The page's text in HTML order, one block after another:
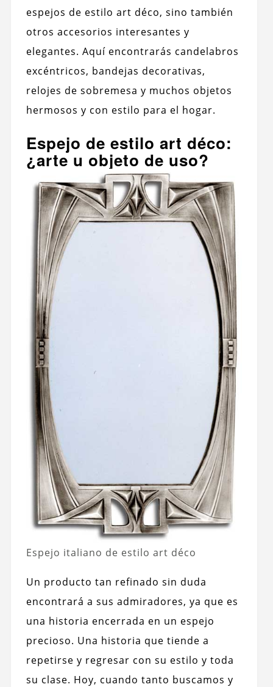
espejos de estilo art déco, sino también
otros accesorios interesantes y
elegantes. Aquí encontrarás candelabros
excéntricos, bandejas decorativas,
relojes de sobremesa y muchos objetos
hermosos y con estilo para el hogar.
Espejo de estilo art déco:
¿arte u objeto de uso?
Espejo italiano de estilo art déco
Un producto tan refinado sin duda
encontrará a sus admiradores, ya que es
una historia encerrada en un espejo
precioso. Una historia que tiende a
repetirse y regresar con su estilo y toda
su clase. Hoy, cuando tanto buscamos y